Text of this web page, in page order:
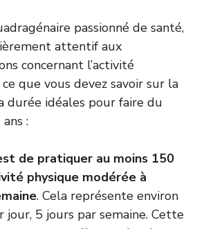
passionné de santé,
attentif aux
concernant l’activité
que vous devez savoir sur la
durée idéales pour faire du
:
de pratiquer au moins 150
physique modérée à
. Cela représente environ
jour, 5 jours par semaine. Cette